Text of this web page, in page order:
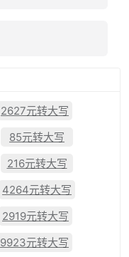
2627元转大写
85元转大写
216元转大写
4264元转大写
2919元转大写
9923元转大写